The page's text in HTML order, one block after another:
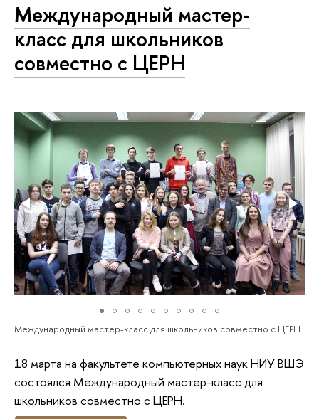
Международный мастер-
класс для школьников
совместно с ЦЕРН
Международный мастер-класс для школьников совместно с ЦЕРН
18 марта на факультете компьютерных наук НИУ ВШЭ
состоялся Международный мастер-класс для
школьников совместно с ЦЕРН.